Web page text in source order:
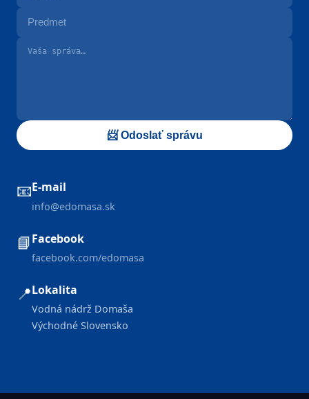
📨 Odoslať správu
📧E-mail
info@edomasa.sk
📘Facebook
facebook.com/edomasa
📍Lokalita
Vodná nádrž Domaša
Východné Slovensko